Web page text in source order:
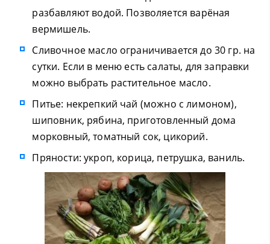
разбавляют водой. Позволяется варёная
вермишель.
Сливочное масло ограничивается до 30 гр. на
сутки. Если в меню есть салаты, для заправки
можно выбрать растительное масло.
Питье: некрепкий чай (можно с лимоном),
шиповник, рябина, приготовленный дома
морковный, томатный сок, цикорий.
Пряности: укроп, корица, петрушка, ваниль.